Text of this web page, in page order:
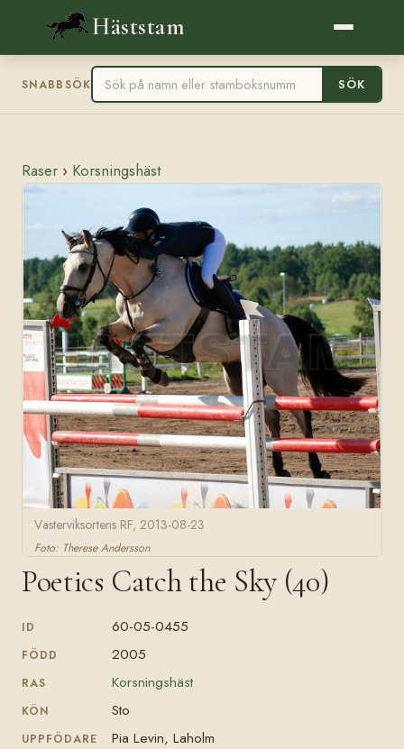
Häststam
SNABBSÖK SÖK
Raser › Korsningshäst
Västerviksortens RF, 2013-08-23
Foto: Therese Andersson
Poetics Catch the Sky (40)
ID 60-05-0455
FÖDD 2005
RAS Korsningshäst
KÖN Sto
UPPFÖDARE Pia Levin, Laholm